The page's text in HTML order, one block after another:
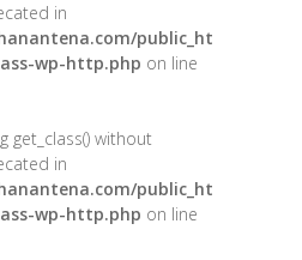
in
public_ht
wp-http.php on line
get_class() without
in
public_ht
wp-http.php on line